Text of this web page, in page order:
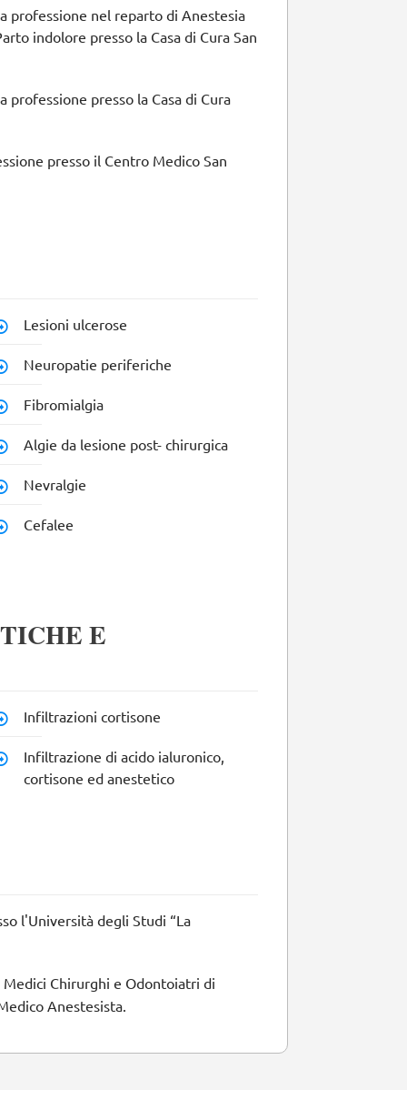
professione nel reparto di Anestesia
indolore presso la Casa di Cura San
presso la Casa di Cura
presso il Centro Medico San
Lesioni ulcerose
Neuropatie periferiche
Fibromialgia
Algie da lesione post- chirurgica
Nevralgie
Cefalee
E
Infiltrazioni cortisone
Infiltrazione di acido ialuronico,
cortisone ed anestetico
l'Università degli Studi “La
Chirurghi e Odontoiatri di
Anestesista.